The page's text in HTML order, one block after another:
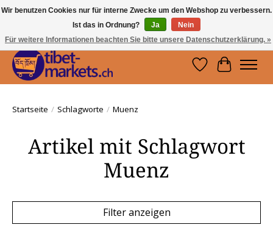
Handwerkskunst vom Dach der Welt.
Holen Sie sich ein Stück Tibet.
Wunschzettel
Ihr
Startseite / Schlagworte / Muenz
Artikel mit Schlagwort
Muenz
Filter anzeigen
Wir benutzen Cookies nur für interne Zwecke um den Webshop zu verbessern.
Ist das in Ordnung?
Ja
Nein
Für weitere Informationen beachten Sie bitte unsere Datenschutzerklärung. »